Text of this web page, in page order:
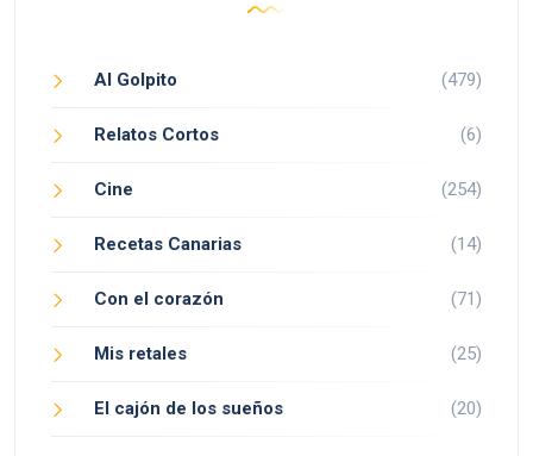
Al Golpito (479)
Relatos Cortos (6)
Cine (254)
Recetas Canarias (14)
Con el corazón (71)
Mis retales (25)
El cajón de los sueños (20)